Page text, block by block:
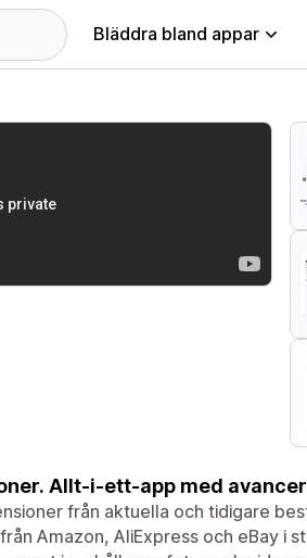
Bläddra bland appar
Allt-i-ett-app med
från aktuella och tidigare
Amazon, AliExpress och eBay i